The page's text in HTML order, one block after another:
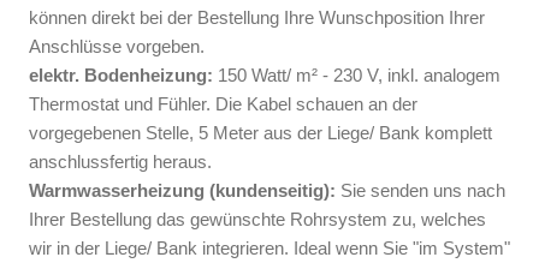
können direkt bei der Bestellung Ihre Wunschposition Ihrer
Anschlüsse vorgeben.
elektr. Bodenheizung: 150 Watt/ m² - 230 V, inkl. analogem
Thermostat und Fühler. Die Kabel schauen an der
vorgegebenen Stelle, 5 Meter aus der Liege/ Bank komplett
anschlussfertig heraus.
Warmwasserheizung (kundenseitig): Sie senden uns nach
Ihrer Bestellung das gewünschte Rohrsystem zu, welches
wir in der Liege/ Bank integrieren. Ideal wenn Sie "im System"